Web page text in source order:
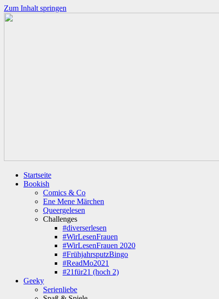
Zum Inhalt springen
Startseite
Bookish
Comics & Co
Ene Mene Märchen
Queergelesen
Challenges
#diverserlesen
#WirLesenFrauen
#WirLesenFrauen 2020
#FrühjahrsputzBingo
#ReadMo2021
#21für21 (hoch 2)
Geeky
Serienliebe